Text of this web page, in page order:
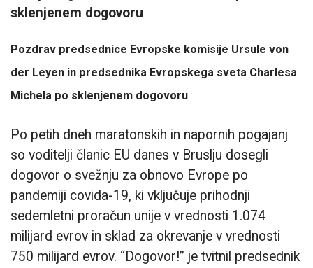
Pozdrav predsednice Evropske komisije Ursule von
der Leyen in predsednika Evropskega sveta Charlesa
Michela po sklenjenem dogovoru
Po petih dneh maratonskih in napornih pogajanj
so voditelji članic EU danes v Bruslju dosegli
dogovor o svežnju za obnovo Evrope po
pandemiji covida-19, ki vključuje prihodnji
sedemletni proračun unije v vrednosti 1.074
milijard evrov in sklad za okrevanje v vrednosti
750 milijard evrov. “Dogovor!” je tvitnil predsednik